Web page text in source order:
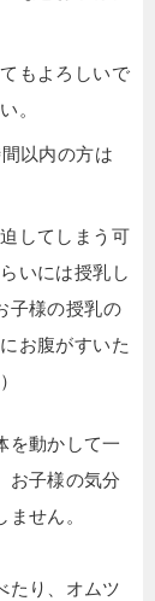
もよろしいで
。
以内の方は
してしまう可
いには授乳し
子様の授乳の
お腹がすいた
を動かして一
お子様の気分
せん。
たり、オムツ